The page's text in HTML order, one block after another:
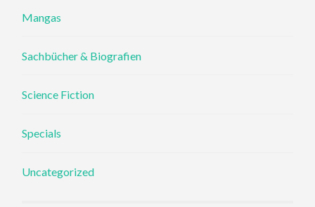
Mangas
Sachbücher & Biografien
Science Fiction
Specials
Uncategorized